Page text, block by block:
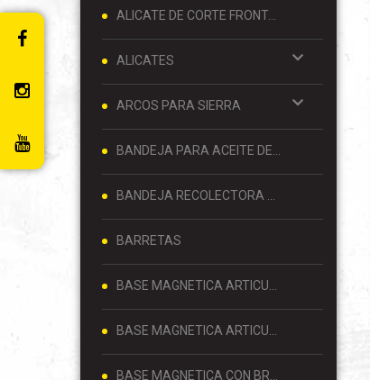
ALICATE DE CORTE FRONTAL 8 PULGADAS
ALICATES
ARCOS PARA SIERRA
BARRETAS